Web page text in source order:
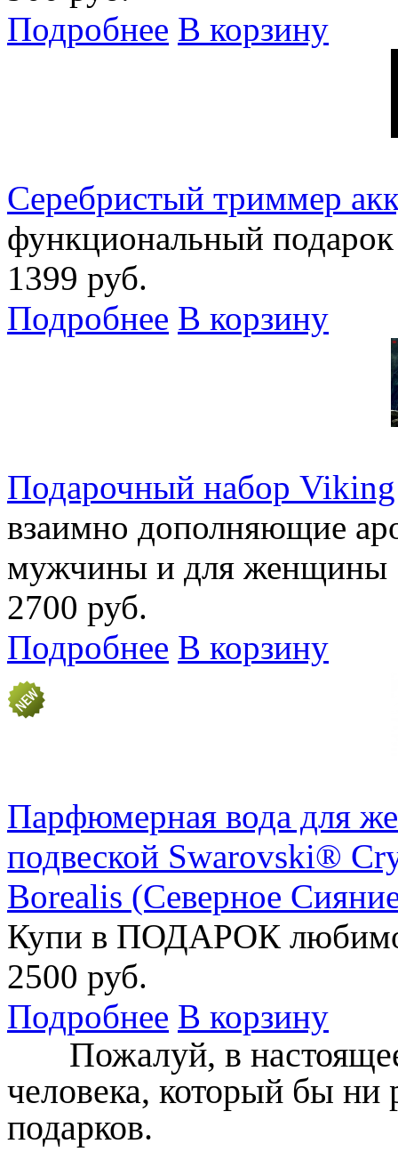
Подробнее В корзину
Серебристый триммер
функциональный
1399 руб.
Подробнее В корзину
Подарочный набор
взаимно дополняющие
мужчины и для женщины
2700 руб.
Подробнее В корзину
Парфюмерная вода для
подвеской Swarovski®
Borealis (Северное
Купи в ПОДАРОК
2500 руб.
Подробнее В корзину
Пожалуй, в настоящее
человека, который бы ни
подарков.